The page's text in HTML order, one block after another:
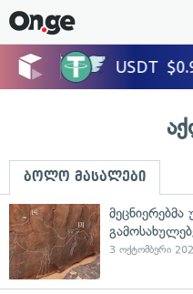
ბოლო მასალები
მეცნიერებმა
3 ოქტომბერი